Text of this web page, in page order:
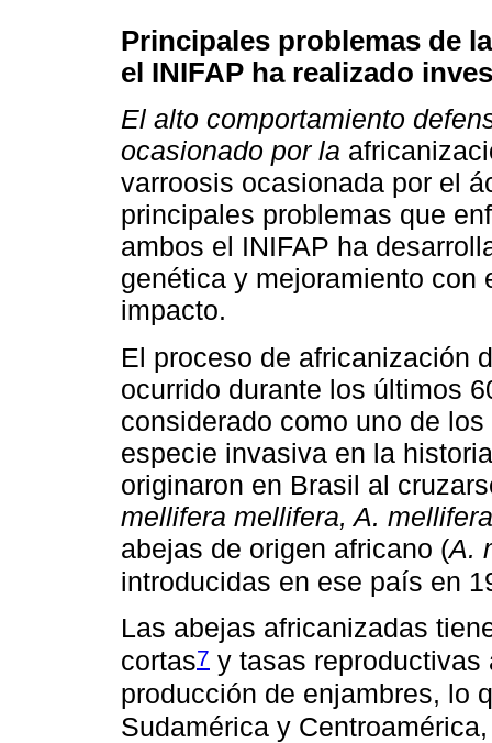
Principales problemas de
el INIFAP ha realizado
El alto comportamiento
ocasionado por la
varroosis ocasionada por el
principales problemas que
ambos el INIFAP ha
genética y mejoramiento con
impacto.
El proceso de africanización
ocurrido durante los últimos
considerado como uno de
especie invasiva en la
originaron en Brasil al
mellifera mellifera, A.
abejas de origen africano (A.
introducidas en ese país en
Las abejas africanizadas
cortas7 y tasas reproductivas
producción de enjambres, lo
Sudamérica y